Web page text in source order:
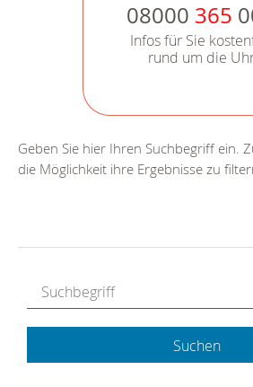
08000 365
Infos für Sie
rund um die
Geben Sie hier Ihren Suchbegriff ein.
die Möglichkeit ihre Ergebnisse zu
Suchen